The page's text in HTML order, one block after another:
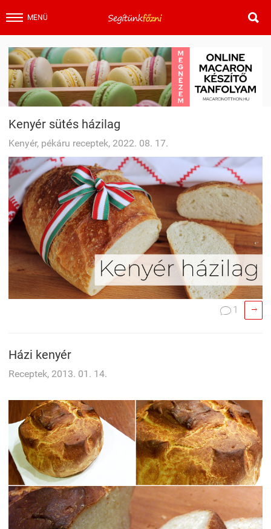
MENÜ 
Kenyér sütés házilag
Kenyér, pékáru receptek, 2022. 08. 17.
 1 
Házi kenyér
Receptek, 2013. 01. 14.